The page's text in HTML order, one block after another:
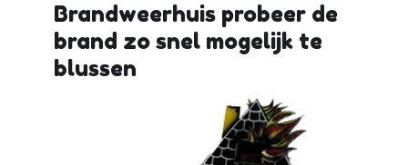
Brandweerhuis probeer de
brand zo snel mogelijk te
blussen